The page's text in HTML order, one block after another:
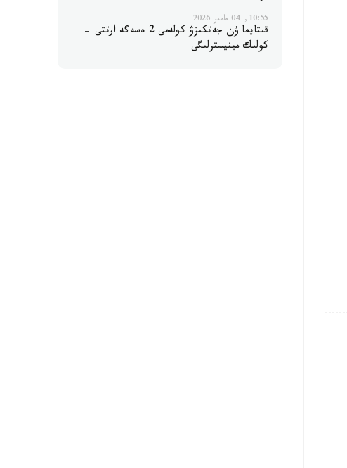
10:55, 04 مامىر 2026
قىتايعا ۇن جەتكىزۋ كولەمى 2 ەسەگە ارتتى -
كولىك مينيسترلىگى